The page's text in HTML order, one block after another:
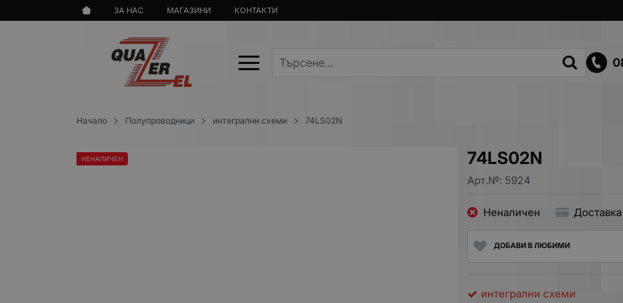
ЗА НАС МАГАЗИНИ КОНТАКТИ
Начало Полупроводници интегрални схеми 74LS02N
74LS02N
Арт.№: 5924
НЕНАЛИЧЕН
Неналичен
ДОБАВИ В ЛЮБИМИ
интегрални схеми